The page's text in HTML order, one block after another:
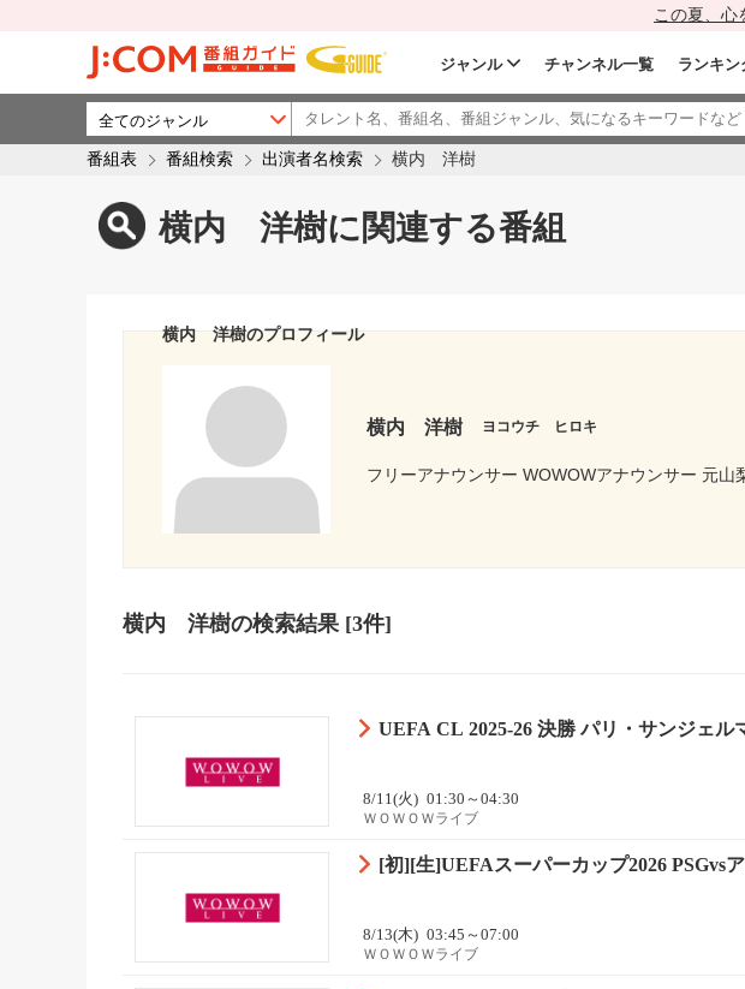
この夏、心
ジャンル チャンネル一覧 ランキン
番組表 番組検索 出演者名検索 横内 洋樹
横内 洋樹に関連する番組
横内 洋樹のプロフィール
横内 洋樹 ヨコウチ ヒロキ
フリーアナウンサー WOWOWアナウンサー 元山
横内 洋樹の検索結果[3件]
UEFA CL 2025-26 決勝 パリ・サンジェル
8/11(火) 01:30～04:30
ＷＯＷＯＷライブ
[初][生]UEFAスーパーカップ2026 PSGvs
8/13(木) 03:45～07:00
ＷＯＷＯＷライブ